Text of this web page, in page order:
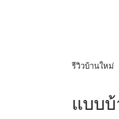
รีวิวบ้านใหม่
แบบบ้